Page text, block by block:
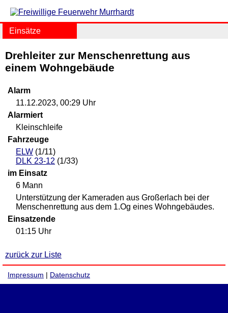
Einsätze
Drehleiter zur Menschenrettung aus
einem Wohngebäude
Alarm
11.12.2023, 00:29 Uhr
Alarmiert
Kleinschleife
Fahrzeuge
ELW (1/11)
DLK 23-12 (1/33)
im Einsatz
6 Mann
Unterstützung der Kameraden aus Großerlach bei der
Menschenrettung aus dem 1.Og eines Wohngebäudes.
Einsatzende
01:15 Uhr
zurück zur Liste
Impressum | Datenschutz